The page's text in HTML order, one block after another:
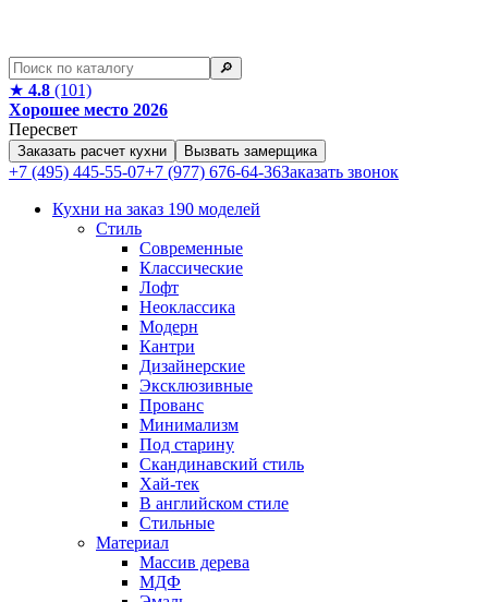
🔎︎
★ 4.8 (101)
Хорошее место 2026
Пересвет
Заказать расчет кухни Вызвать замерщика
+7 (495) 445-55-07+7 (977) 676-64-36Заказать звонок
Кухни на заказ 190 моделей
Стиль
Современные
Классические
Лофт
Неоклассика
Модерн
Кантри
Дизайнерские
Эксклюзивные
Прованс
Минимализм
Под старину
Скандинавский стиль
Хай-тек
В английском стиле
Стильные
Материал
Массив дерева
МДФ